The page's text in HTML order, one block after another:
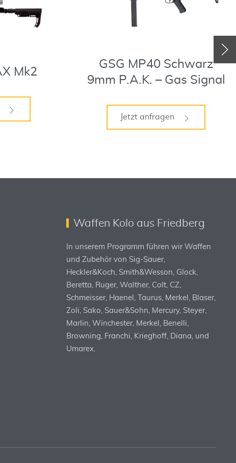
Mk2
GSG MP40 Schwarz
9mm P.A.K. – Gas Signal
Jetzt anfragen
Waffen Kolo aus Friedberg
In unserem Programm führen wir Waffen
und Zubehör von Sig-Sauer,
Heckler&Koch, Smith&Wesson, Glock,
Beretta, Ruger, Walther, Colt, CZ,
Schmeisser, Haenel, Taurus, Merkel, Blaser,
Zoli, Sako, Sauer&Sohn, Mercury, Steyer,
Marlin, Winchester, Merkel, Benelli,
Browning, Franchi, Krieghoff, Diana, und
Umarex.